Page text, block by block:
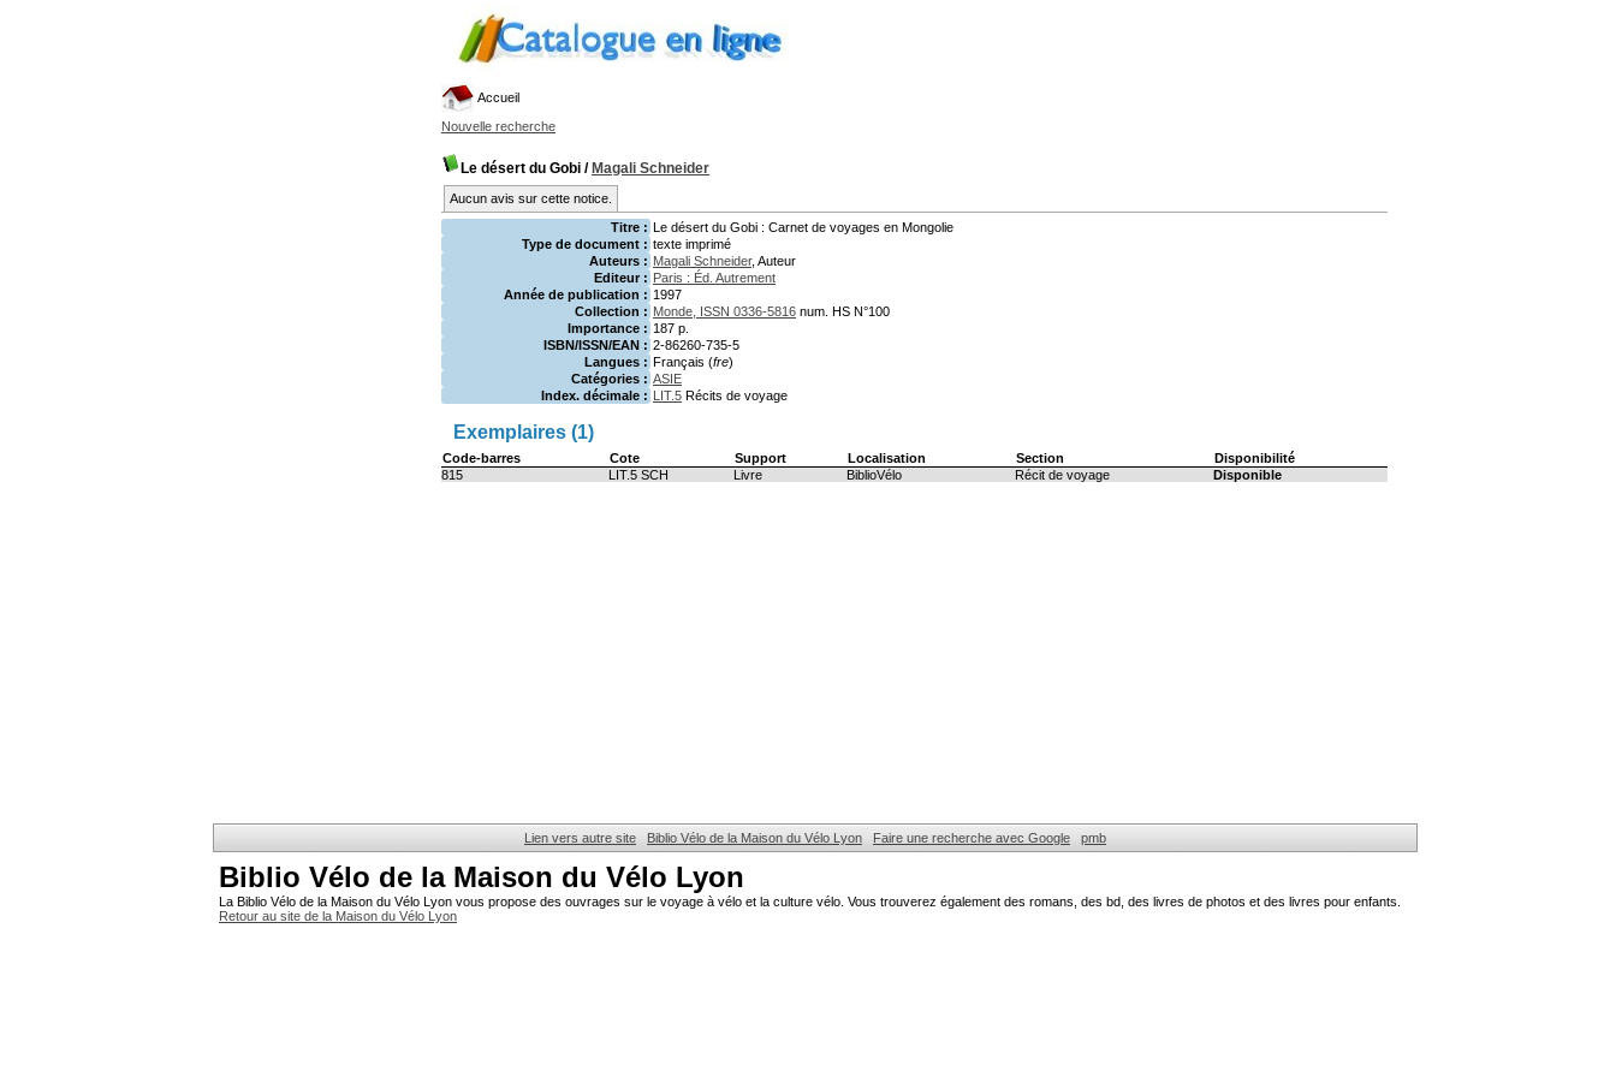
Accueil
Nouvelle recherche
Le désert du Gobi / Magali Schneider
Aucun avis sur cette notice.
Titre : Le désert du Gobi : Carnet de voyages en Mongolie
Type de document : texte imprimé
Auteurs : Magali Schneider, Auteur
Editeur : Paris : Éd. Autrement
Année de publication : 1997
Collection : Monde, ISSN 0336-5816 num. HS N°100
Importance : 187 p.
ISBN/ISSN/EAN : 2-86260-735-5
Langues : Français (fre)
Catégories : ASIE
Index. décimale : LIT.5 Récits de voyage
Exemplaires (1)
Code-barres Cote Support Localisation Section
Disponibilité
815
LIT.5 SCH Livre BiblioVélo Récit de voyage Disponible
Lien vers autre site Biblio Vélo de la Maison du Vélo Lyon Faire une recherche avec Google pmb
Biblio Vélo de la Maison du Vélo Lyon
La Biblio Vélo de la Maison du Vélo Lyon vous propose des ouvrages sur le voyage à vélo et la culture vélo. Vous trouverez également des romans, des bd, des livres de photos et des livres pour enfants.
Retour au site de la Maison du Vélo Lyon